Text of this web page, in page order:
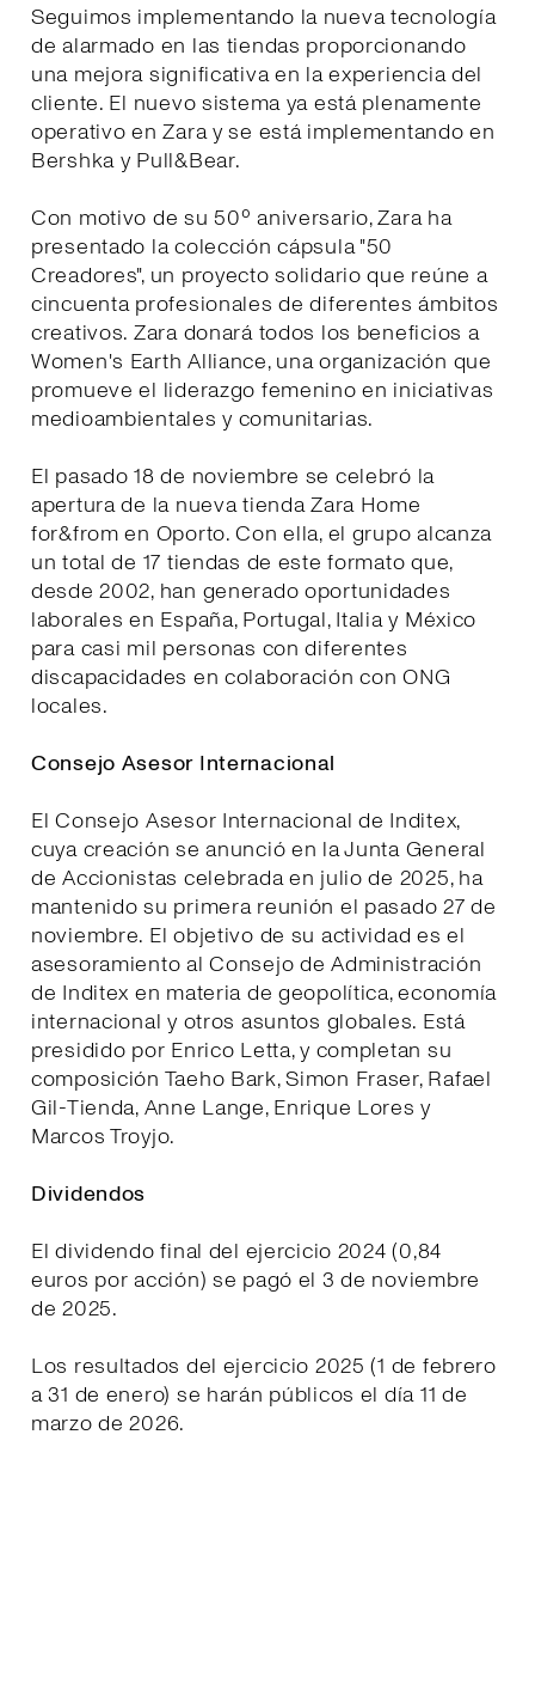
Seguimos implementando la nueva tecnología
de alarmado en las tiendas proporcionando
una mejora significativa en la experiencia del
cliente. El nuevo sistema ya está plenamente
operativo en Zara y se está implementando en
Bershka y Pull&Bear.
Con motivo de su 50º aniversario, Zara ha
presentado la colección cápsula "50
Creadores", un proyecto solidario que reúne a
cincuenta profesionales de diferentes ámbitos
creativos. Zara donará todos los beneficios a
Women's Earth Alliance, una organización que
promueve el liderazgo femenino en iniciativas
medioambientales y comunitarias.
El pasado 18 de noviembre se celebró la
apertura de la nueva tienda Zara Home
for&from en Oporto. Con ella, el grupo alcanza
un total de 17 tiendas de este formato que,
desde 2002, han generado oportunidades
laborales en España, Portugal, Italia y México
para casi mil personas con diferentes
discapacidades en colaboración con ONG
locales.
Consejo Asesor Internacional
El Consejo Asesor Internacional de Inditex,
cuya creación se anunció en la Junta General
de Accionistas celebrada en julio de 2025, ha
mantenido su primera reunión el pasado 27 de
noviembre. El objetivo de su actividad es el
asesoramiento al Consejo de Administración
de Inditex en materia de geopolítica, economía
internacional y otros asuntos globales. Está
presidido por Enrico Letta, y completan su
composición Taeho Bark, Simon Fraser, Rafael
Gil-Tienda, Anne Lange, Enrique Lores y
Marcos Troyjo.
Dividendos
El dividendo final del ejercicio 2024 (0,84
euros por acción) se pagó el 3 de noviembre
de 2025.
Los resultados del ejercicio 2025 (1 de febrero
a 31 de enero) se harán públicos el día 11 de
marzo de 2026.